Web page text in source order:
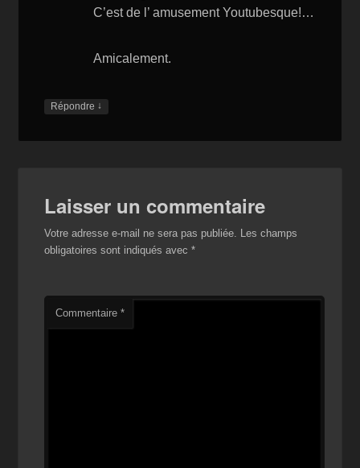
C’est de l’ amusement Youtubesque!…
Amicalement.
Répondre ↓
Laisser un commentaire
Votre adresse e-mail ne sera pas publiée.
Les champs
obligatoires sont indiqués avec*
Commentaire*